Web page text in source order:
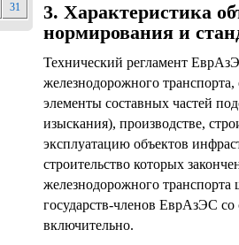
31
3. Характеристика
нормирования и
Технический регламент
железнодорожного
элементы составных частей
изыскания), производстве,
эксплуатацию объектов
строительство которых
железнодорожного
государств-членов ЕврАзЭС
включительно.